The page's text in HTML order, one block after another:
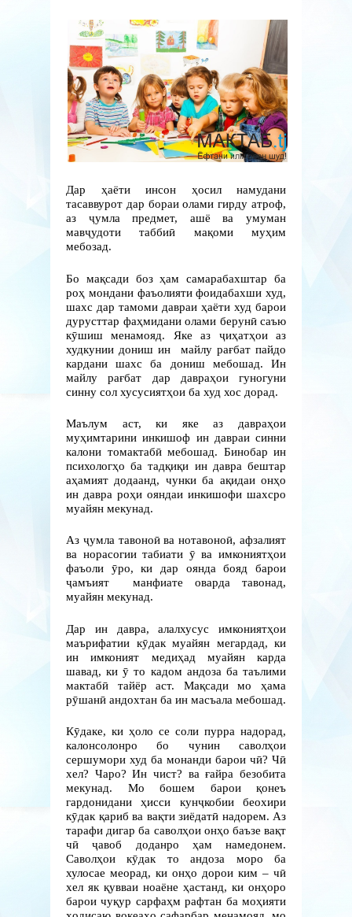
Дар ҳаёти инсон ҳосил намудани
тасаввурот дар бораи олами гирду атроф,
аз ҷумла предмет, ашё ва умуман
мавҷудоти таббиӣ мақоми муҳим
мебозад.
Бо мақсади боз ҳам самарабахштар ба
роҳ мондани фаъолияти фоидабахши худ,
шахс дар тамоми давраи ҳаёти худ барои
дурусттар фаҳмидани олами берунӣ саъю
кӯшиш менамояд. Яке аз ҷиҳатҳои аз
худкунии дониш ин майлу рағбат пайдо
кардани шахс ба дониш мебошад. Ин
майлу рағбат дар давраҳои гуногуни
синну сол хусусиятҳои ба худ хос дорад.
Маълум аст, ки яке аз давраҳои
муҳимтарини инкишоф ин давраи синни
калони томактабӣ мебошад. Бинобар ин
психологҳо ба тадқиқи ин давра бештар
аҳамият додаанд, чунки ба ақидаи онҳо
ин давра роҳи ояндаи инкишофи шахсро
муайян мекунад.
Аз ҷумла тавоноӣ ва нотавоноӣ, афзалият
ва норасогии табиати ӯ ва имкониятҳои
фаъоли ӯро, ки дар оянда бояд барои
ҷамъият манфиате оварда тавонад,
муайян мекунад.
Дар ин давра, алалхусус имкониятҳои
маърифатии кӯдак муайян мегардад, ки
ин имконият медиҳад муайян карда
шавад, ки ӯ то кадом андоза ба таълими
мактабӣ тайёр аст. Мақсади мо ҳама
рӯшанӣ андохтан ба ин масъала мебошад.
Кӯдаке, ки ҳоло се соли пурра надорад,
калонсолонро бо чунин саволҳои
сершумори худ ба монанди барои чӣ? Чӣ
хел? Чаро? Ин чист? ва ғайра безобита
мекунад. Мо бошем барои қонеъ
гардонидани ҳисси кунҷкобии беохири
кӯдак қариб ва вақти зиёдатӣ надорем. Аз
тарафи дигар ба саволҳои онҳо баъзе вақт
чӣ ҷавоб доданро ҳам намедонем.
Саволҳои кӯдак то андоза моро ба
хулосае меорад, ки онҳо дорои ким – чӣ
хел як қувваи ноаёне ҳастанд, ки онҳоро
барои чуқур сарфаҳм рафтан ба моҳияти